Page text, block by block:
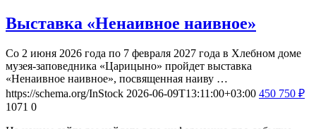
Выставка «Ненаивное наивное»
Со 2 июня 2026 года по 7 февраля 2027 года в Хлебном доме
музея-заповедника «Царицыно» пройдет выставка
«Ненаивное наивное», посвященная наиву …
https://schema.org/InStock 2026-06-09T13:11:00+03:00 450 750 ₽
1071 0